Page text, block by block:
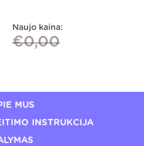
Naujo kaina:
€0,00
MUS
INSTRUKCIJA